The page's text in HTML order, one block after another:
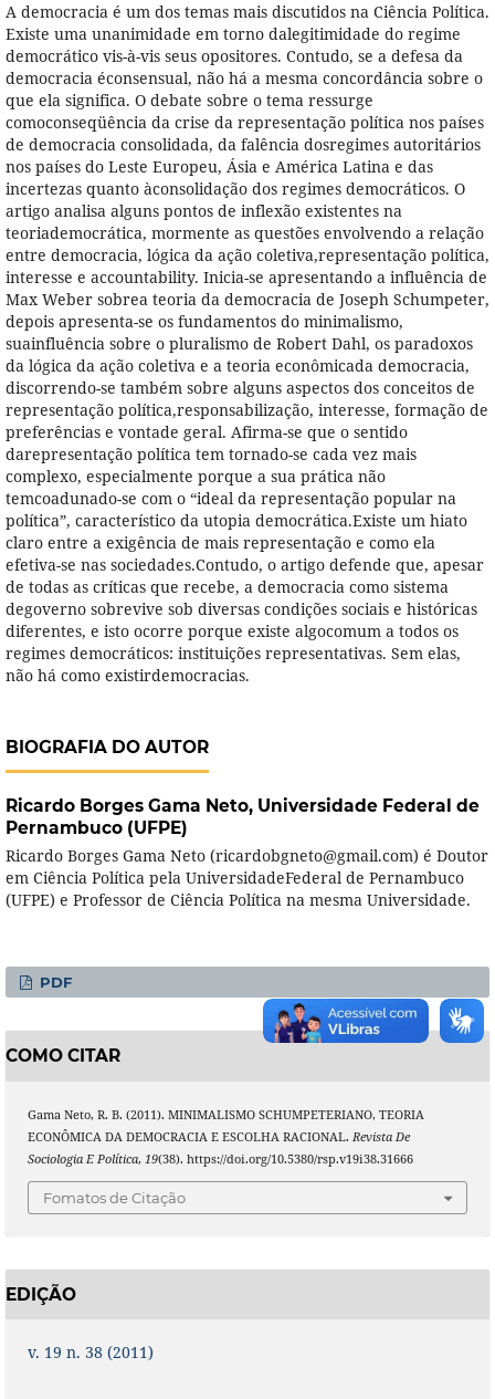
A democracia é um dos temas mais discutidos na Ciência Política.
Existe uma unanimidade em torno dalegitimidade do regime
democrático vis-à-vis seus opositores. Contudo, se a defesa da
democracia éconsensual, não há a mesma concordância sobre o
que ela significa. O debate sobre o tema ressurge
comoconseqüência da crise da representação política nos países
de democracia consolidada, da falência dosregimes autoritários
nos países do Leste Europeu, Ásia e América Latina e das
incertezas quanto àconsolidação dos regimes democráticos. O
artigo analisa alguns pontos de inflexão existentes na
teoriademocrática, mormente as questões envolvendo a relação
entre democracia, lógica da ação coletiva,representação política,
interesse e accountability. Inicia-se apresentando a influência de
Max Weber sobrea teoria da democracia de Joseph Schumpeter,
depois apresenta-se os fundamentos do minimalismo,
suainfluência sobre o pluralismo de Robert Dahl, os paradoxos
da lógica da ação coletiva e a teoria econômicada democracia,
discorrendo-se também sobre alguns aspectos dos conceitos de
representação política,responsabilização, interesse, formação de
preferências e vontade geral. Afirma-se que o sentido
darepresentação política tem tornado-se cada vez mais
complexo, especialmente porque a sua prática não
temcoadunado-se com o “ideal da representação popular na
política”, característico da utopia democrática.Existe um hiato
claro entre a exigência de mais representação e como ela
efetiva-se nas sociedades.Contudo, o artigo defende que, apesar
de todas as críticas que recebe, a democracia como sistema
degoverno sobrevive sob diversas condições sociais e históricas
diferentes, e isto ocorre porque existe algocomum a todos os
regimes democráticos: instituições representativas. Sem elas,
não há como existirdemocracias.
BIOGRAFIA DO AUTOR
Ricardo Borges Gama Neto, Universidade Federal de
Pernambuco (UFPE)
Ricardo Borges Gama Neto (ricardobgneto@gmail.com) é Doutor
em Ciência Política pela UniversidadeFederal de Pernambuco
(UFPE) e Professor de Ciência Política na mesma Universidade.
PDF
COMO CITAR
Gama Neto, R. B. (2011). MINIMALISMO SCHUMPETERIANO, TEORIA
ECONÔMICA DA DEMOCRACIA E ESCOLHA RACIONAL. Revista De
Sociologia E Política, 19(38). https://doi.org/10.5380/rsp.v19i38.31666
Fomatos de Citação
EDIÇÃO
v. 19 n. 38 (2011)